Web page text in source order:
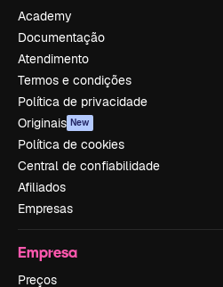
Academy
Documentação
Atendimento
Termos e condições
Política de privacidade
Originais New
Política de cookies
Central de confiabilidade
Afiliados
Empresas
Empresa
Preços